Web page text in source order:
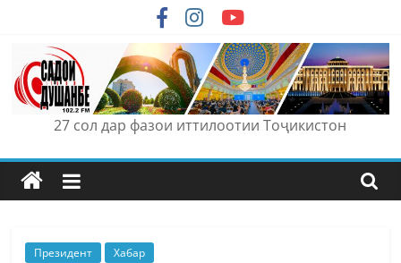
content
27 сол дар фазои иттилоотии Тоҷикистон
Президент Хабар